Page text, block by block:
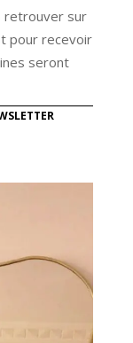
retrouver sur
pour recevoir
seront